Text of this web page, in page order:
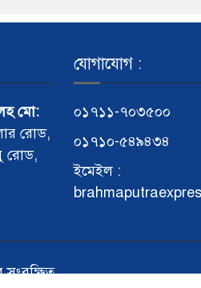
মো:
রোড,
রোড,
যোগাযোগ :
০১৭১১-৭০৩৫০০
০১৭১০-৫৪৯৪৩৪
ইমেইল :
সংরক্ষিত